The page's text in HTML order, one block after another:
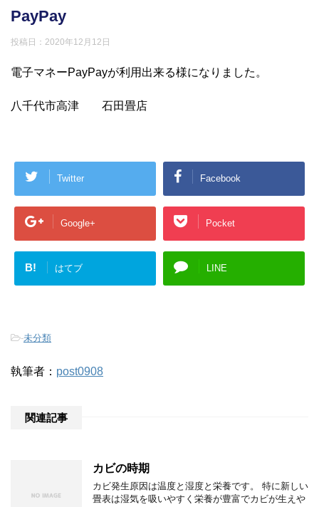
PayPay
投稿日： 2020年12月12日
電子マネーPayPayが利用出来る様になりました。
八千代市高津 石田畳店
Twitter Facebook
Google+ Pocket
B! はてブ LINE
-未分類
執筆者： post0908
関連記事
カビの時期
カビ発生原因は温度と湿度と栄養です。 特に新しい
畳表は湿気を吸いやすく栄養が豊富でカビが生えや